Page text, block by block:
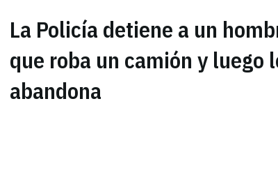
La Policía detiene a un
que roba un camión y luego
abandona